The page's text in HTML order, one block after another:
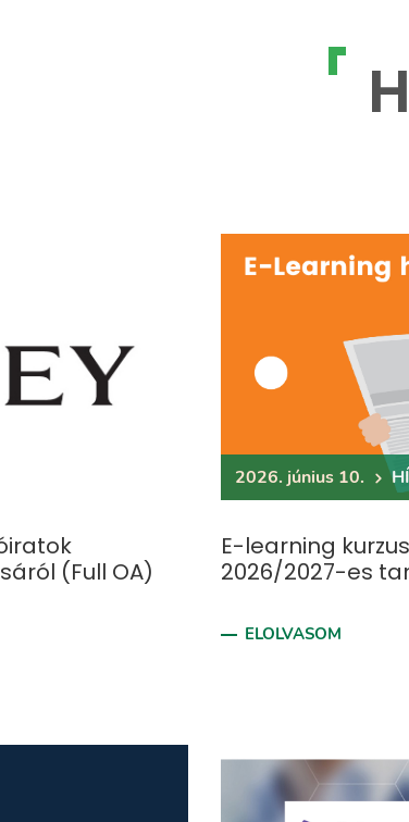
(Full OA)
2026. június 10.
E-learning
2026/2027-es
ELOLVASOM